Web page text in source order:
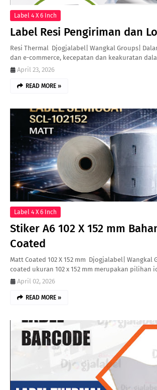
Label 4 X 6 Inch
Label Resi Pengiriman dan
Resi Thermal Djogjalabel| Wangkal Groups|
dan e-commerce, kecepatan dan keakuratan
April 23, 2026
READ MORE »
Label 4 X 6 Inch
Stiker A6 102 X 152 mm
Coated
Matt Coated 102 X 152 mm Djogjalabel| Wangkal
coated ukuran 102 x 152 mm merupakan pilihan
April 02, 2026
READ MORE »